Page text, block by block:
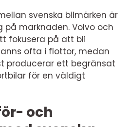
svenska bilmärken är
på marknaden. Volvo och
fokusera på att bli
ofta i flottor, medan
producerar ett begränsat
för en väldigt
och